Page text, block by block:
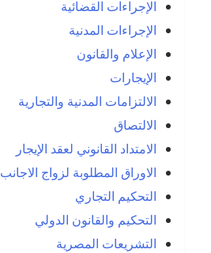
الإجراءات القضائية
الإجراءات المدنية
الإعلام والقانون
الإيجارات
الالتزامات المدنية والتجارية
الالتصاق
الامتداد القانوني لعقد الإيجار
الاوراق المطلوبة لزواج الاجانب
التحكيم التجاري
التحكيم والقانون الدولي
التشريعات المصرية